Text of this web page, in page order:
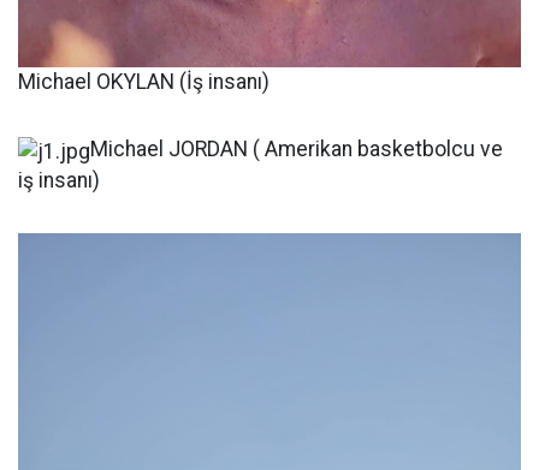
Michael OKYLAN (İş insanı)
Michael JORDAN ( Amerikan basketbolcu ve
iş insanı)